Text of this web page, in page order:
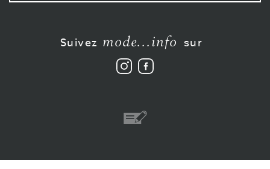
Suivez mode...info sur
Suivez
nous
Aimez-
nous
Virement